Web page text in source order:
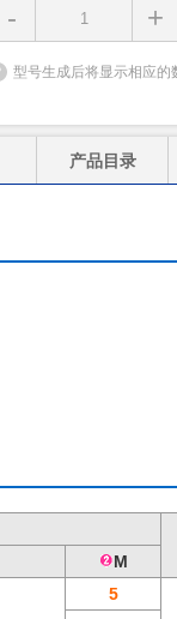
- +
型号生成后将显示相应的
产品目录
M
5